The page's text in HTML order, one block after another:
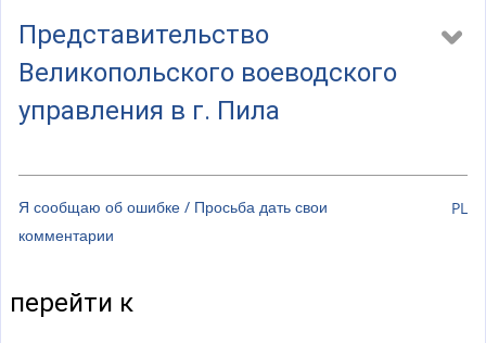
Представительство
Великопольского воеводского
управления в г. Пила
Я сообщаю об ошибке / Просьба дать свои
комментарии
PL
перейти к